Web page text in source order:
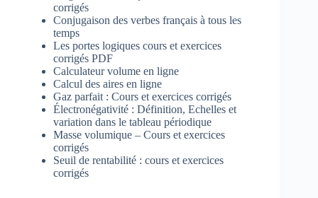
corrigés
Conjugaison des verbes français à tous les
temps
Les portes logiques cours et exercices
corrigés PDF
Calculateur volume en ligne
Calcul des aires en ligne
Gaz parfait : Cours et exercices corrigés
Électronégativité : Définition, Echelles et
variation dans le tableau périodique
Masse volumique – Cours et exercices
corrigés
Seuil de rentabilité : cours et exercices
corrigés